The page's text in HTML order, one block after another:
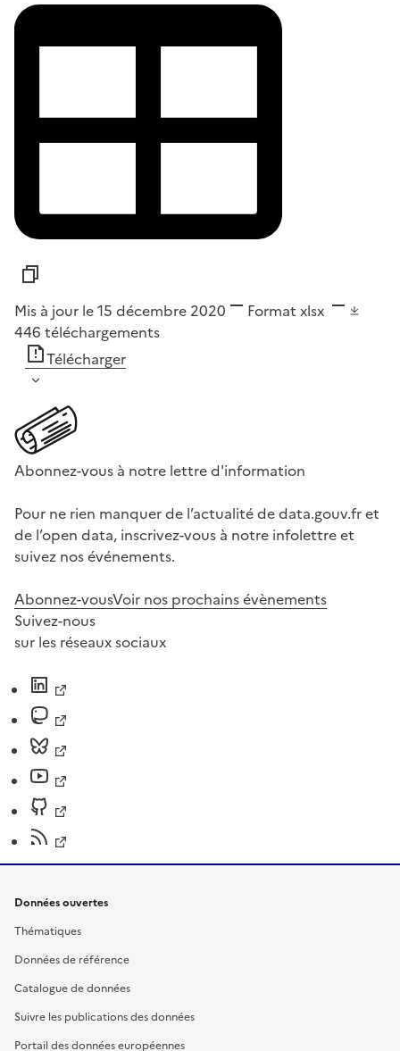
Mis à jour le 15 décembre 2020 Format xlsx
446 téléchargements
Télécharger
Abonnez-vous à notre lettre d'information
Pour ne rien manquer de l’actualité de data.gouv.fr et
de l’open data, inscrivez-vous à notre infolettre et
suivez nos événements.
Abonnez-vousVoir nos prochains évènements
Suivez-nous
sur les réseaux sociaux
Données ouvertes
Thématiques
Données de référence
Catalogue de données
Suivre les publications des données
Portail des données européennes